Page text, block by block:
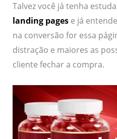
Talvez você já tenha
landing pagese já
na conversão for essa
distração e maiores as
cliente fechar a compra.